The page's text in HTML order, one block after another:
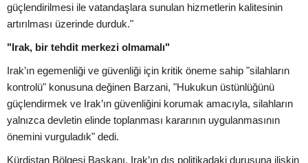
güçlendirilmesi ile vatandaşlara sunulan hizmetlerin kalitesinin
artırılması üzerinde durduk."
"Irak, bir tehdit merkezi olmamalı"
Irak’ın egemenliği ve güvenliği için kritik öneme sahip "silahların
kontrolü" konusuna değinen Barzani, "Hukukun üstünlüğünü
güçlendirmek ve Irak’ın güvenliğini korumak amacıyla, silahların
yalnızca devletin elinde toplanması kararının uygulanmasının
önemini vurguladık" dedi.
Kürdistan Bölgesi Başkanı, Irak’ın dış politikadaki duruşuna ilişkin